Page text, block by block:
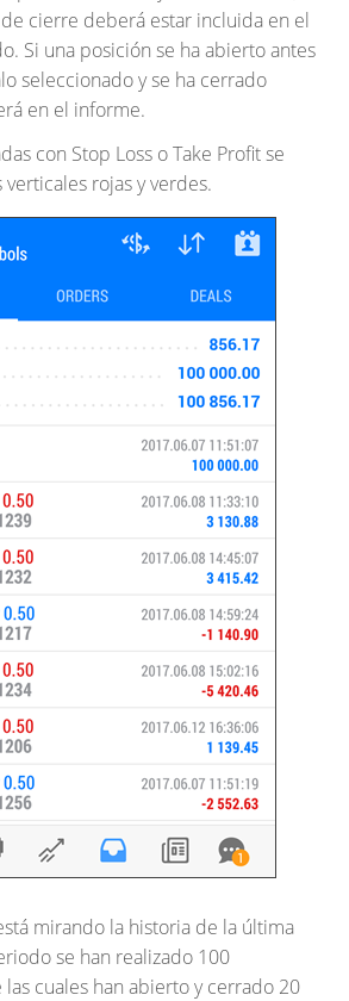
cierre deberá estar incluida en el
Si una posición se ha abierto antes
seleccionado y se ha cerrado
en el informe.
con Stop Loss o Take Profit se
rojas y verdes.
mirando la historia de la última
se han realizado 100
cuales han abierto y cerrado 20